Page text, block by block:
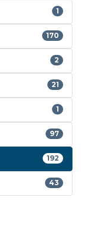
1
170
2
21
1
97
192
43